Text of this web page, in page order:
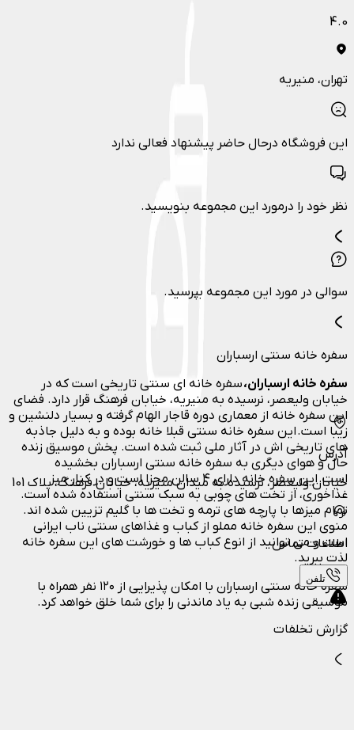
4.0
تهران، منیریه
این فروشگاه درحال حاضر پیشنهاد فعالی ندارد
نظر خود را درمورد این مجموعه بنویسید.
سوالی در مورد این مجموعه بپرسید.
سفره خانه سنتی ارسباران
سفره خانه ارسباران،سفره خانه ای سنتی تاریخی است که در
خیابان ولیعصر، نرسیده به منیریه، خیابان فرهنگ قرار دارد. فضای
این سفره خانه از معماری دوره قاجار الهام گرفته و بسیار دلنشین و
زیبا است. این سفره خانه سنتی قبلا خانه بوده و به دلیل جاذبه
های تاریخی اش در آثار ملی ثبت شده است. پخش موسیق زنده
حال و هوای دیگری به سفره خانه سنتی ارسباران بخشیده
است. این سفره خانه دارای ۴ سالن مجزا است و در کنار میز
غذاخوری، از تخت های چوبی به سبک سنتی استفاده شده است.
تمام میزها با پارچه های ترمه و تخت ها با گلیم تزیین شده اند.
منوی این سفره خانه مملو از کباب و غذاهای سنتی ناب ایرانی
است و می توانید از انوع کباب ها و خورشت های این سفره خانه
لذت ببرید.
سفره خانه سنتی ارسباران با امکان پذیرایی از ۱۲۰ نفر همراه با
موسیقی زنده شبی به یاد ماندنی را برای شما خلق خواهد کرد.
آدرس
خیابان ولیعصر، نرسیده به میدان منیریه، خیابان فرهنگ، پلاک 101
اطلاعات تماس
تلفن
گزارش تخلفات